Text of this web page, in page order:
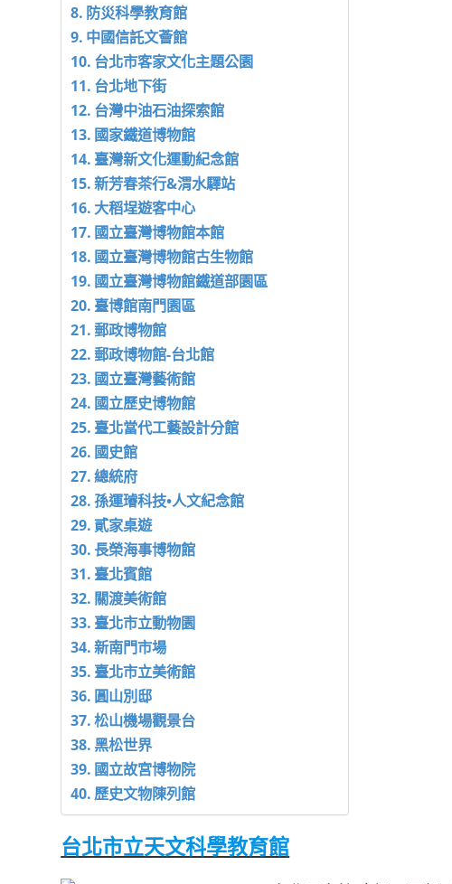
防災科學教育館
中國信託文薈館
台北市客家文化主題公園
台北地下街
台灣中油石油探索館
國家鐵道博物館
臺灣新文化運動紀念館
新芳春茶行&渭水驛站
大稻埕遊客中心
國立臺灣博物館本館
國立臺灣博物館古生物館
國立臺灣博物館鐵道部園區
臺博館南門園區
郵政博物館
郵政博物館-台北館
國立臺灣藝術館
國立歷史博物館
臺北當代工藝設計分館
國史館
總統府
孫運璿科技•人文紀念館
貳家桌遊
長榮海事博物館
臺北賓館
關渡美術館
臺北市立動物園
新南門市場
臺北市立美術館
圓山別邸
松山機場觀景台
黑松世界
國立故宮博物院
歷史文物陳列館
台北市立天文科學教育館